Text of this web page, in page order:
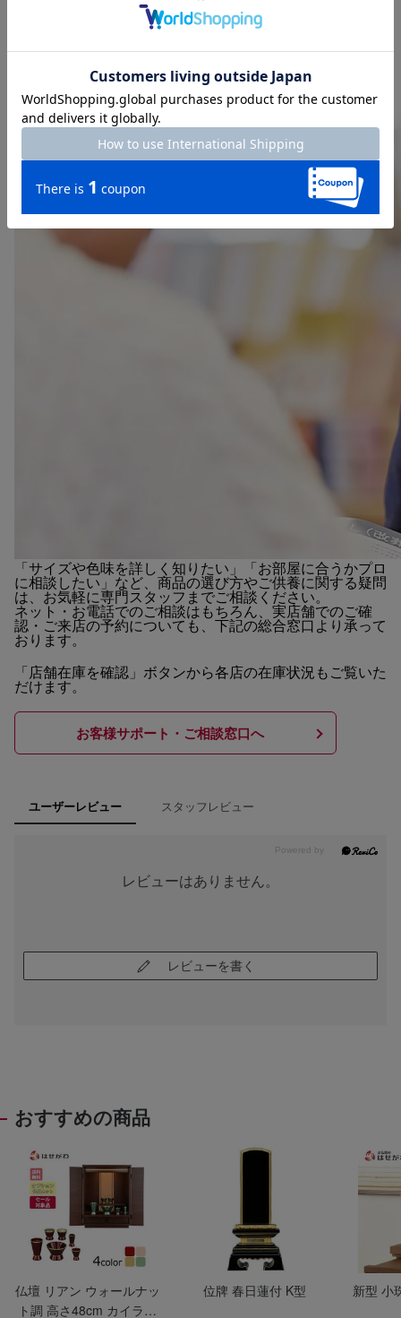
「サイズや色味を詳しく知りたい」「お部屋に合うかプロ
に相談したい」など、商品の選び方やご供養に関する疑問
は、お気軽に専門スタッフまでご相談ください。
ネット・お電話でのご相談はもちろん、実店舗でのご確
認・ご来店の予約についても、下記の総合窓口より承って
おります。
「店舗在庫を確認」ボタンから各店の在庫状況もご覧いた
だけます。
お客様サポート・ご相談窓口へ
ユーザーレビュー スタッフレビュー
レビューはありません。
レビューを書く
おすすめの商品
仏壇 リアン ウォールナッ
ト調 高さ48cm カイラ具
位牌 春日蓮付 K型 新型 小